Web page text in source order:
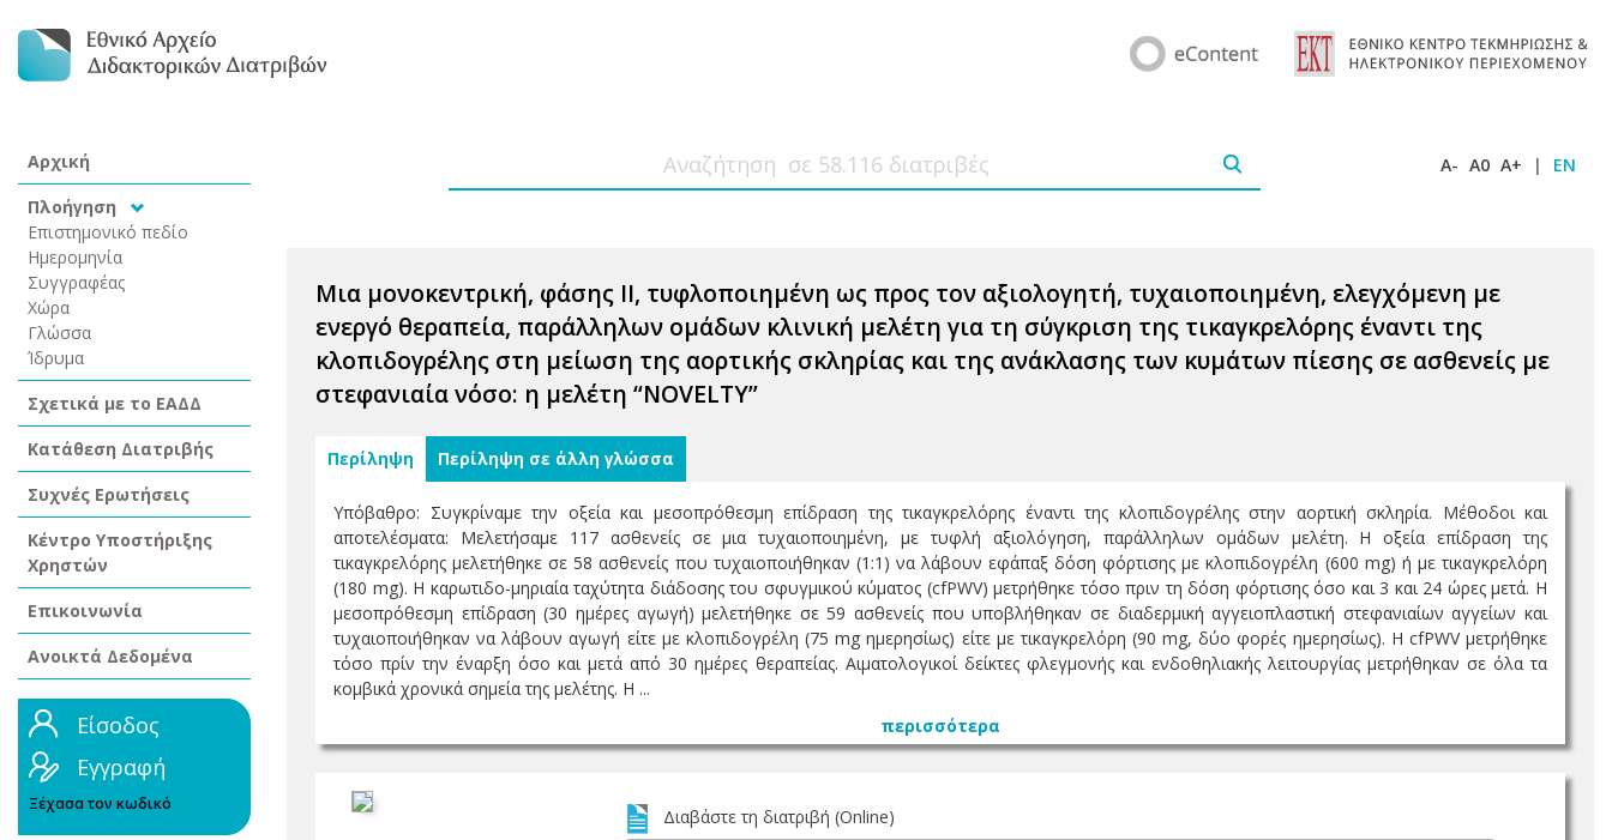
Αρχική
Πλοήγηση
Επιστημονικό πεδίο
Ημερομηνία
Συγγραφέας
Χώρα
Γλώσσα
Ίδρυμα
Σχετικά με το ΕΑΔΔ
Κατάθεση Διατριβής
Συχνές Ερωτήσεις
Κέντρο Υποστήριξης
Χρηστών
Επικοινωνία
Ανοικτά Δεδομένα
Είσοδος
Εγγραφή
Ξέχασα τον κωδικό
A- A0 A+ | EN
Μια μονοκεντρική, φάσης ΙΙ, τυφλοποιημένη ως προς τον αξιολογητή, τυχαιοποιημένη, ελεγχόμενη με
ενεργό θεραπεία, παράλληλων ομάδων κλινική μελέτη για τη σύγκριση της τικαγκρελόρης έναντι της
κλοπιδογρέλης στη μείωση της αορτικής σκληρίας και της ανάκλασης των κυμάτων πίεσης σε ασθενείς με
στεφανιαία νόσο: η μελέτη “NOVELTY”
Περίληψη Περίληψη σε άλλη γλώσσα
Υπόβαθρο: Συγκρίναμε την οξεία και μεσοπρόθεσμη επίδραση της τικαγκρελόρης έναντι της κλοπιδογρέλης στην αορτική σκληρία. Μέθοδοι και
αποτελέσματα: Μελετήσαμε 117 ασθενείς σε μια τυχαιοποιημένη, με τυφλή αξιολόγηση, παράλληλων ομάδων μελέτη. Η οξεία επίδραση της
τικαγκρελόρης μελετήθηκε σε 58 ασθενείς που τυχαιοποιήθηκαν (1:1) να λάβουν εφάπαξ δόση φόρτισης με κλοπιδογρέλη (600 mg) ή με τικαγκρελόρη
(180 mg). Η καρωτιδο-μηριαία ταχύτητα διάδοσης του σφυγμικού κύματος (cfPWV) μετρήθηκε τόσο πριν τη δόση φόρτισης όσο και 3 και 24 ώρες μετά. Η
μεσοπρόθεσμη επίδραση (30 ημέρες αγωγή) μελετήθηκε σε 59 ασθενείς που υποβλήθηκαν σε διαδερμική αγγειοπλαστική στεφανιαίων αγγείων και
τυχαιοποιήθηκαν να λάβουν αγωγή είτε με κλοπιδογρέλη (75 mg ημερησίως) είτε με τικαγκρελόρη (90 mg, δύο φορές ημερησίως). Η cfPWV μετρήθηκε
τόσο πρίν την έναρξη όσο και μετά από 30 ημέρες θεραπείας. Αιματολογικοί δείκτες φλεγμονής και ενδοθηλιακής λειτουργίας μετρήθηκαν σε όλα τα
κομβικά χρονικά σημεία της μελέτης. Η ...
περισσότερα
Διαβάστε τη διατριβή (Online)